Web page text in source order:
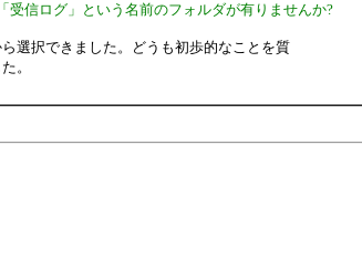
受信ログ」という名前のフォルダが有りませんか?
選択できました。どうも初歩的なことを質
。